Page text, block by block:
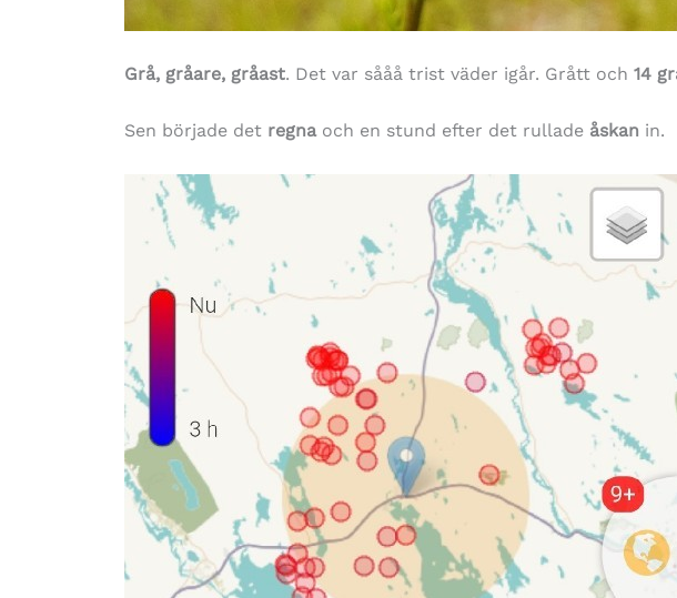
Grå, gråare, gråast. Det var sååå trist väder igår. Grått och 14
Sen började det regnaoch en stund efter det rullade åskan in.